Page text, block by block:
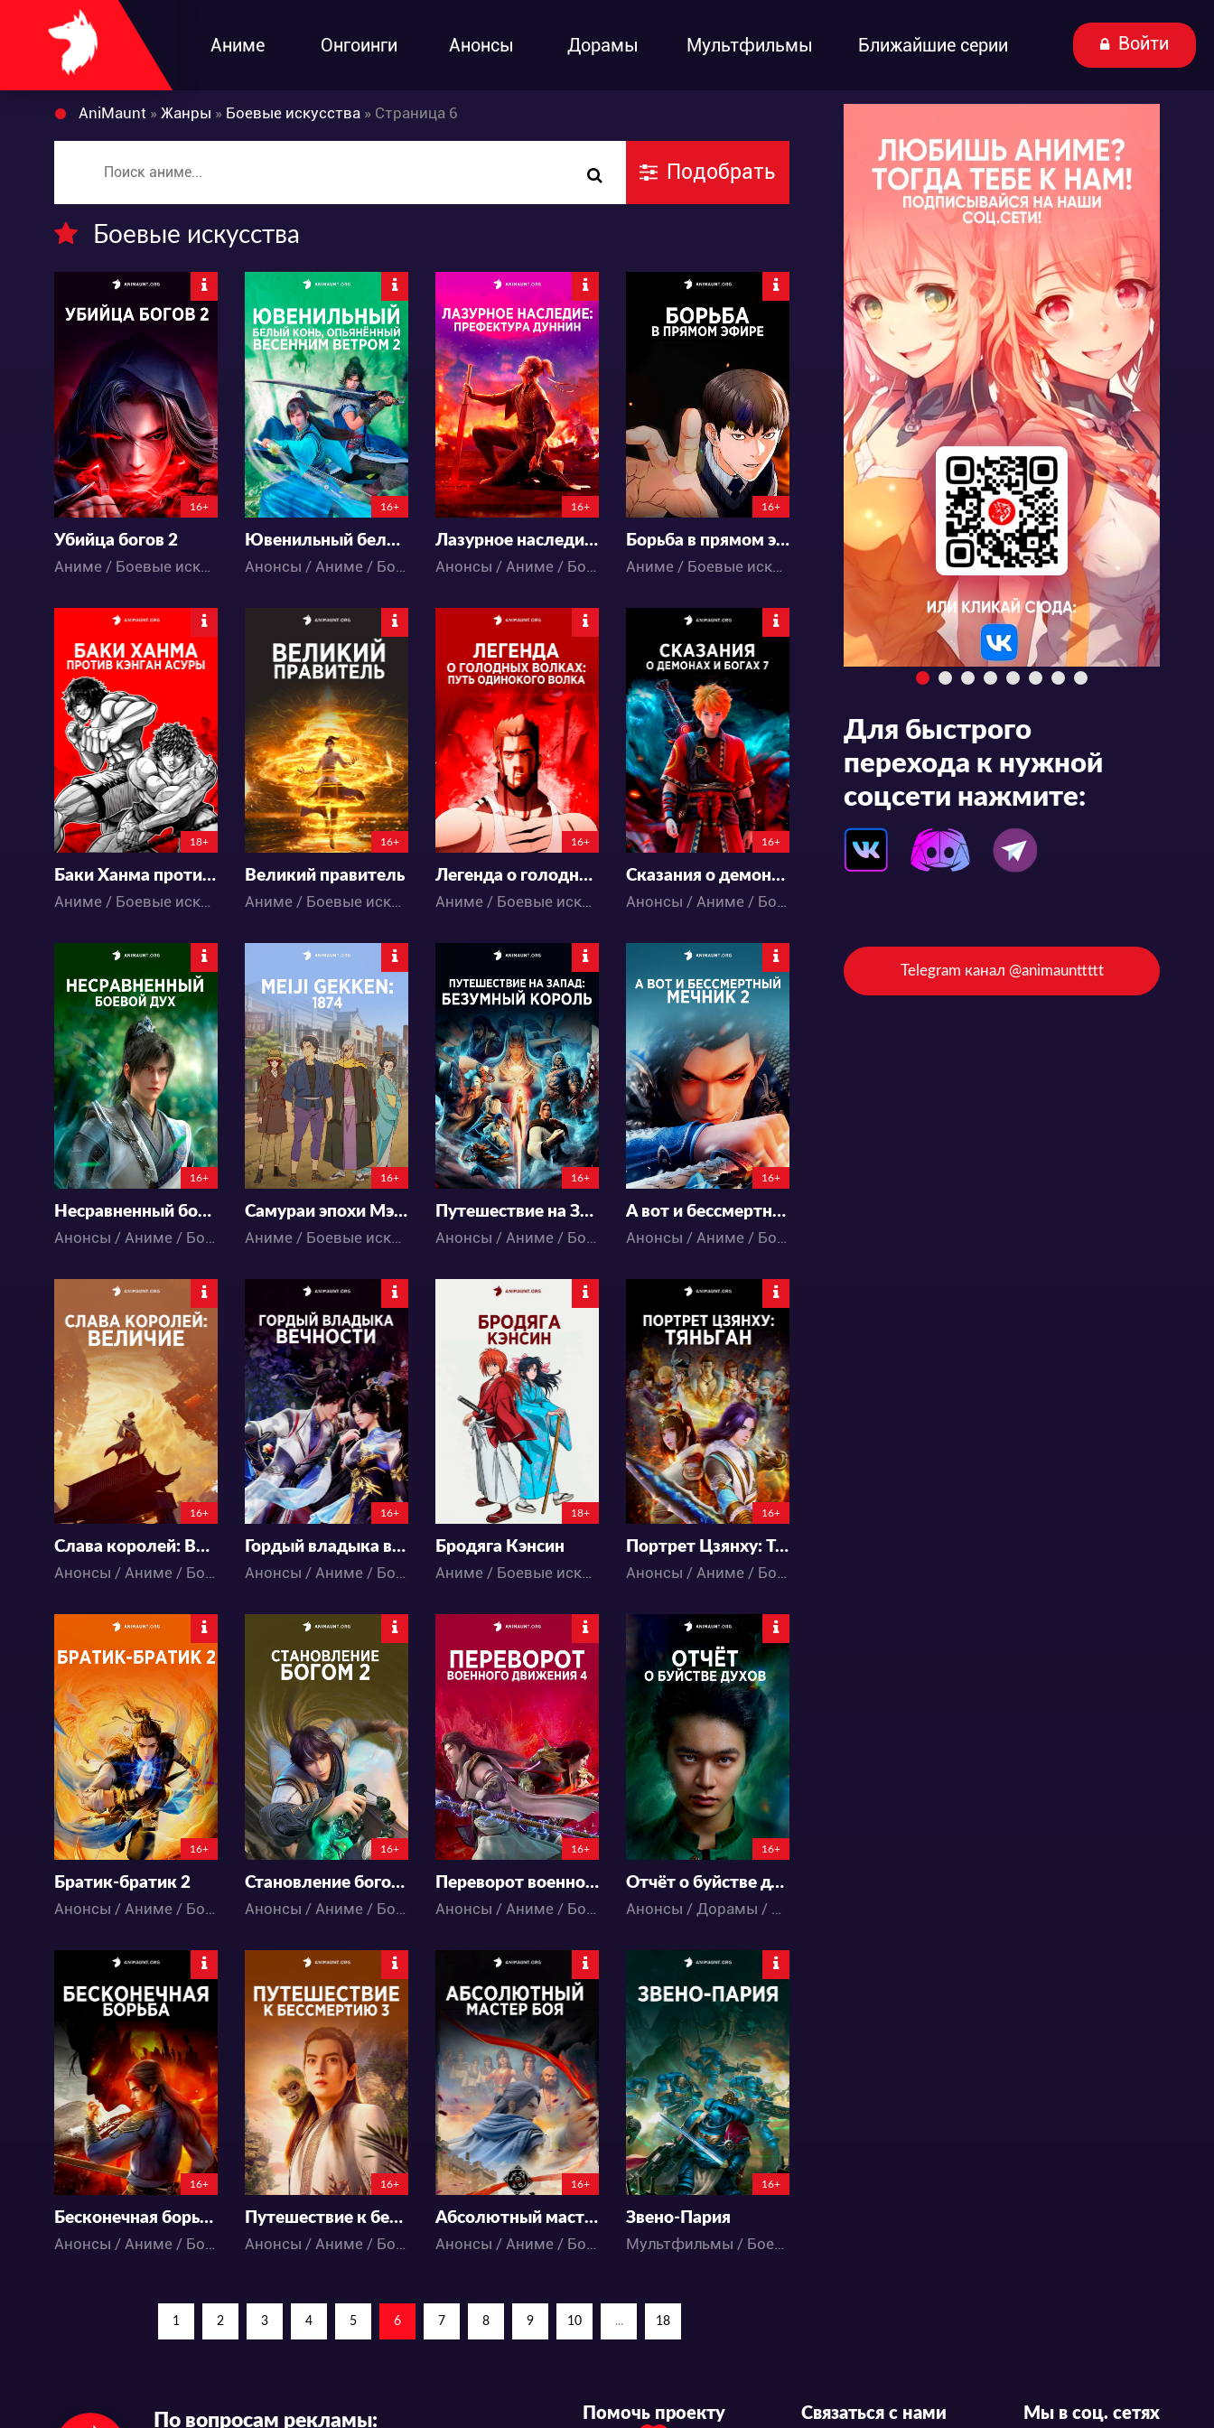
Аниме Онгоинги Анонсы Дорамы Мультфильмы Ближайшие серии Войти
AniMaunt » Жанры » Боевые искусства » Страница 6
Подобрать
Боевые искусства
47475
45 82
16+
Убийца богов 2
Аниме / Боевые искусства / Исторический / Приключения / Фэнтези / Экшен
3757
5 0
0:0:0
16+
Ювенильный белый конь, опьянённый весенним ветром 2
Анонсы / Аниме / Боевые искусства / Исторический / Приключения / Фэнтези / Экшен
4404
5 0
0:0:0
16+
Лазурное наследие: Префектура Дуннин
Анонсы / Аниме / Боевые искусства / Исторический / Приключения / Фэнтези / Экшен
52990
99 177
16+
Борьба в прямом эфире
Аниме / Боевые искусства / Школа / Экшен
81941
43 203
18+
Баки Ханма против Кэнган Асуры
Аниме / Боевые искусства / Спорт / Экшен
98612
83 131
16+
Великий правитель
Аниме / Боевые искусства / Исторический / Приключения / Романтика / Фэнтези / Экшен
21975
26 41
16+
Легенда о голодных волках: Путь одинокого волка
Аниме / Боевые искусства / Экшен
5128
7 0
0:0:0
16+
Сказания о демонах и богах 7
Анонсы / Аниме / Боевые искусства / Комедия / Приключения / Романтика / Фэнтези / Экшен
12427
11 0
0:0:0
16+
Несравненный боевой дух
Анонсы / Аниме / Боевые искусства / Исторический / Приключения / Фэнтези / Экшен
32440
66 37
16+
Самураи эпохи Мэйдзи: 1874
Аниме / Боевые искусства
11597
7 0
0:0:0
16+
Путешествие на Запад: Безумный король
Анонсы / Аниме / Боевые искусства / Исторический / Приключения / Фэнтези / Экшен
6429
5 0
0:0:0
16+
А вот и бессмертный мечник 2
Анонсы / Аниме / Боевые искусства / Комедия / Фэнтези / Школа / Экшен
5879
8 0
0:0:0
16+
Слава королей: Величие
Анонсы / Аниме / Боевые искусства / Исторический / Приключения / Фэнтези / Экшен
8813
9 0
0:0:0
16+
Гордый владыка вечности
Анонсы / Аниме / Боевые искусства / Исторический / Приключения / Фэнтези / Экшен
24158
89 42
18+
Бродяга Кэнсин
Аниме / Боевые искусства / Исторический / Романтика / Сёнэн / Экшен
4411
6 0
0:0:0
16+
Портрет Цзянху: Тяньган
Анонсы / Аниме / Боевые искусства / Исторический / Приключения / Фэнтези / Экшен
5206
6 0
0:0:0
16+
Братик-братик 2
Анонсы / Аниме / Боевые искусства / Исторический / Приключения / Фэнтези / Экшен
7517
5 0
0:0:0
16+
Становление богом 2
Анонсы / Аниме / Боевые искусства / Исторический / Приключения / Фэнтези / Экшен
17215
6 0
0:0:0
16+
Переворот военного движения 4
Анонсы / Аниме / Боевые искусства / Исторический / Приключения / Фэнтези / Экшен
3470
11 0
16+
Отчёт о буйстве духов
Анонсы / Дорамы / Боевые искусства / Сёнэн / Фэнтези / Экшен
4993
9 0
0:0:0
16+
Бесконечная борьба
Анонсы / Аниме / Боевые искусства / Исторический / Приключения / Фэнтези / Экшен
10568
9 0
0:0:0
16+
Путешествие к бессмертию 3
Анонсы / Аниме / Боевые искусства / Исторический / Приключения / Фэнтези / Экшен
6306
8 0
0:0:0
16+
Абсолютный мастер боя
Анонсы / Аниме / Боевые искусства / Исторический / Приключения / Фэнтези / Экшен
10489
43 23
16+
Звено-Пария
Мультфильмы / Боевые искусства / Приключения / Фантастика
1 2 3 4 5 6 7 8 9 10 ... 18
Для быстрого
перехода к нужной
соцсети нажмите:
Telegram канал @animaunttttt
По вопросам рекламы: Помочь проекту Связаться с нами Мы в соц. сетях